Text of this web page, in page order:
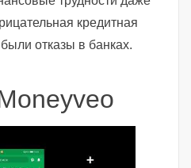
кредитная
отказы в банках.